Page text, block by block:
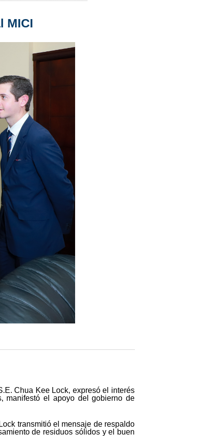
MICI
Chua Kee Lock, expresó el interés
manifestó el apoyo del gobierno de
transmitió el mensaje de respaldo
de residuos sólidos y el buen